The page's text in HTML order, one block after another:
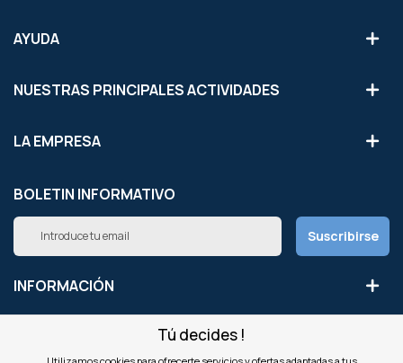
Tú decides !
AYUDA
NUESTRAS PRINCIPALES ACTIVIDADES
LA EMPRESA
BOLETIN INFORMATIVO
Inscríbete
nuestro
boletín
de
noticias:
Suscribirse
INFORMACIÓN